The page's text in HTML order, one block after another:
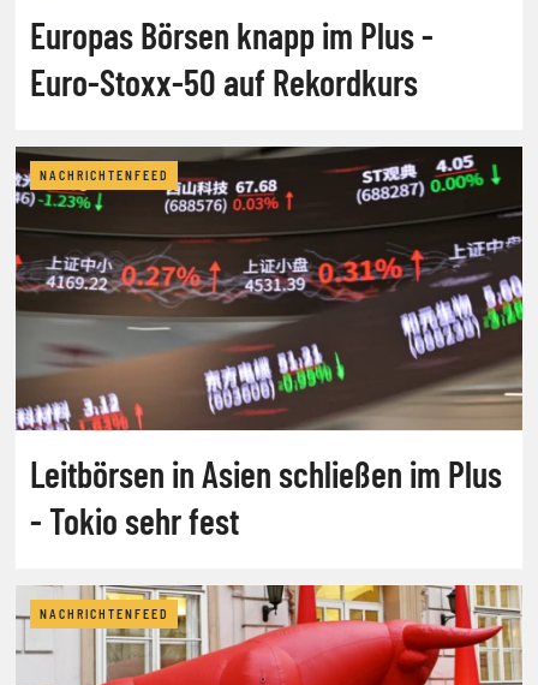
Europas Börsen knapp im Plus -
Euro-Stoxx-50 auf Rekordkurs
NACHRICHTENFEED
Leitbörsen in Asien schließen im Plus
- Tokio sehr fest
NACHRICHTENFEED